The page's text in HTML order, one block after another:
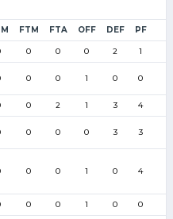
FTM FTA OFF DEF PF
0 0 0 2 1
0 0 1 0 0
0 2 1 3 4
0 0 0 3 3
0 0 1 0 4
0 0 1 0 0